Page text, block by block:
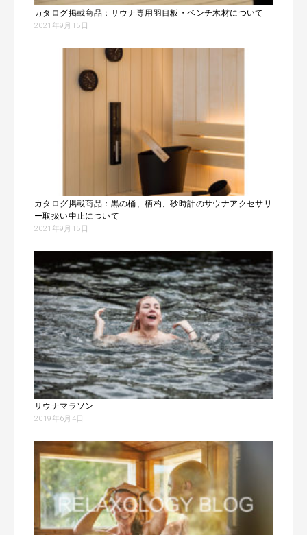
カタログ掲載商品：サウナ専用羽目板・ベンチ木材について
2021年9月15日
カタログ掲載商品：黒の桶、柄杓、砂時計のサウナアクセサリ
ー取扱い中止について
2021年9月15日
サウナマラソン
2019年6月4日